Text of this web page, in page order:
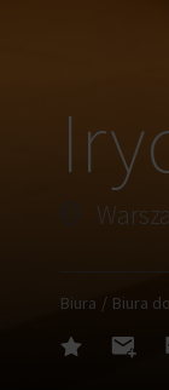
Biura Biura